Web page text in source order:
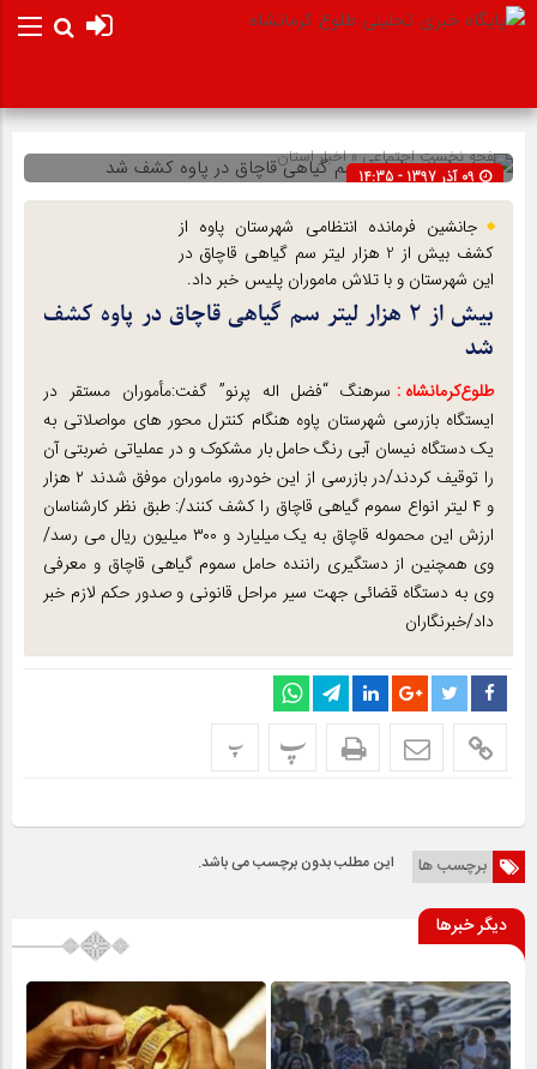
صفحه نخستاجتماعی»اخبار استان
09 آذر 1397 - 14:35
شناسه : 12303
جانشین فرمانده انتظامی شهرستان پاوه از
کشف بیش از 2 هزار لیتر سم گیاهی قاچاق در
این شهرستان و با تلاش ماموران پلیس خبر داد.
بیش از ۲ هزار لیتر سم گیاهی قاچاق در پاوه کشف
شد
طلوع‌‌کرمانشاه : سرهنگ “فضل اله پرنو” گفت:مأموران مستقر در
ایستگاه بازرسی شهرستان پاوه هنگام کنترل محور های مواصلاتی به
یک دستگاه نیسان آبی رنگ حامل بار مشکوک و در عملیاتی ضربتی آن
را توقیف کردند/در بازرسی از این خودرو، ماموران موفق شدند ۲ هزار
و ۴ لیتر انواع سموم گیاهی قاچاق را کشف کنند/: طبق نظر کارشناسان
ارزش این محموله قاچاق به یک میلیارد و ۳۰۰ میلیون ریال می رسد/
وی همچنین از دستگیری راننده حامل سموم گیاهی قاچاق و معرفی
وی به دستگاه قضائی جهت سیر مراحل قانونی و صدور حکم لازم خبر
داد/خبرنگاران
پ پ
برچسب ها این مطلب بدون برچسب می باشد.
دیگر خبرها